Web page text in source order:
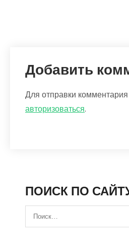
Добавить
Для отправки
авторизоваться.
ПОИСК ПО